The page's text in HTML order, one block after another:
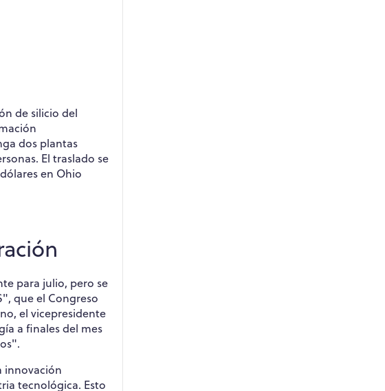
de silicio del
dos plantas
El traslado se
en Ohio
para julio, pero se
que el Congreso
el vicepresidente
a finales del mes
innovación
tecnológica. Esto